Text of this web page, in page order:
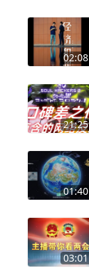
02:08
21:25
01:40
03:01